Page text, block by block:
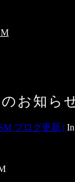
お知ら
ブログ更新 | In